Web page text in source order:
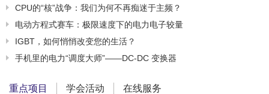
CPU的“核”战争：我们为何不再痴迷于主频？
电动方程式赛车：极限速度下的电力电子较量
IGBT，如何悄悄改变您的生活？
手机里的电力“调度大师”——DC-DC 变换器
重点项目 学会活动
在线服务